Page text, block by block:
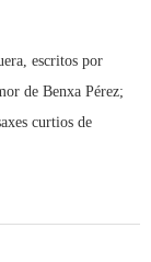
escritos por
de Benxa Pérez;
curtios de